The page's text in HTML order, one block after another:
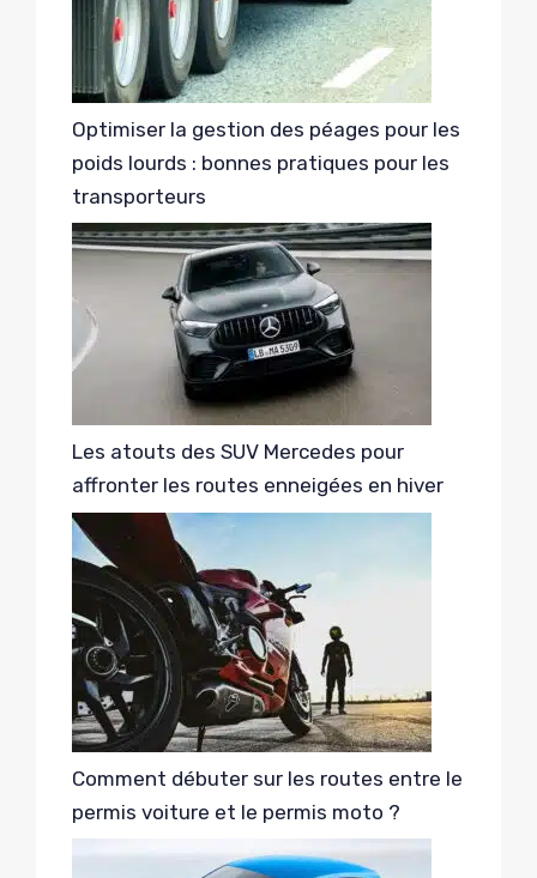
Optimiser la gestion des péages pour les
poids lourds : bonnes pratiques pour les
transporteurs
Les atouts des SUV Mercedes pour
affronter les routes enneigées en hiver
Comment débuter sur les routes entre le
permis voiture et le permis moto ?